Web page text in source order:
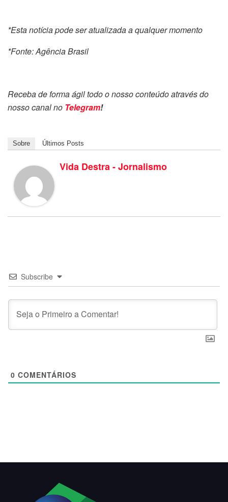
*Esta notícia pode ser atualizada a qualquer momento
*Fonte: Agência Brasil
Receba de forma ágil todo o nosso conteúdo através do
nosso canal no Telegram!
Sobre Últimos Posts
Vida Destra - Jornalismo
Subscribe
0 COMENTÁRIOS